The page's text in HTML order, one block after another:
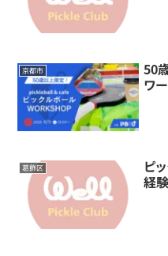
京都市
50
ワ
葛飾区
ピ
経